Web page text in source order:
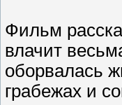
Фильм
влачит
оборвалась
грабежах и